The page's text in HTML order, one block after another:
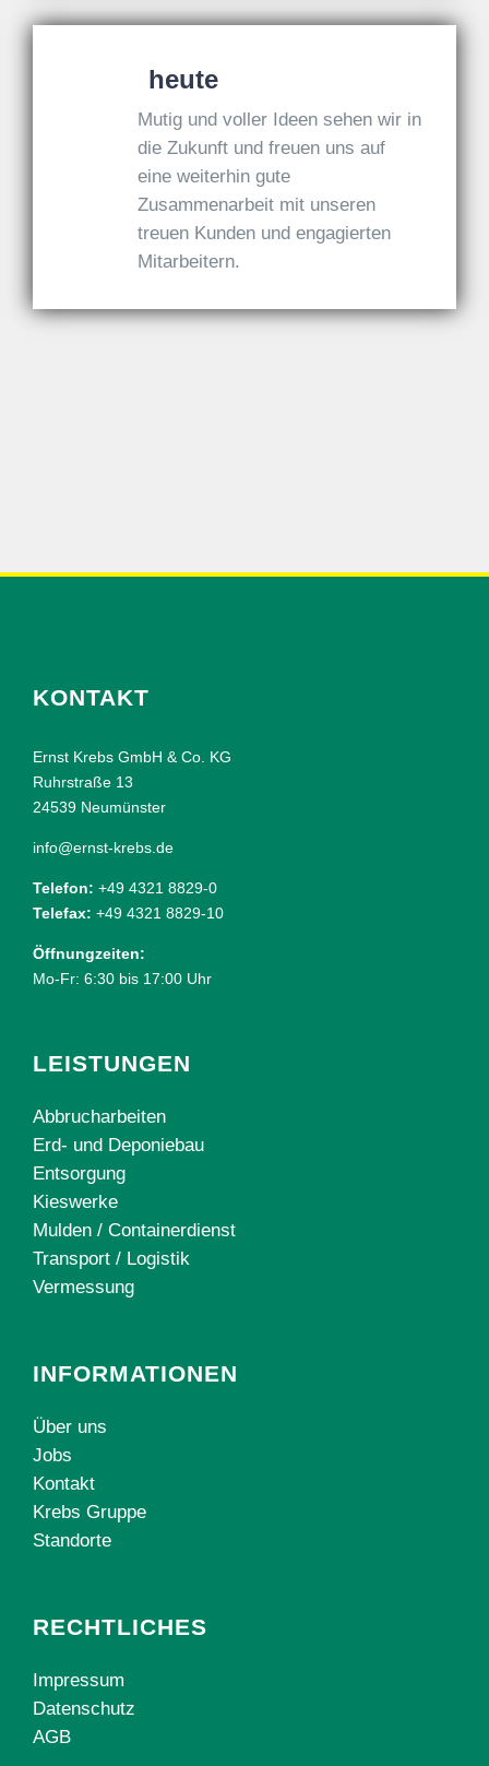
heute
Mutig und voller Ideen sehen wir in
die Zukunft und freuen uns auf
eine weiterhin gute
Zusammenarbeit mit unseren
treuen Kunden und engagierten
Mitarbeitern.
KONTAKT
Ernst Krebs GmbH & Co. KG
Ruhrstraße 13
24539 Neumünster
info@ernst-krebs.de
Telefon: +49 4321 8829-0
Telefax: +49 4321 8829-10
Öffnungzeiten:
Mo-Fr: 6:30 bis 17:00 Uhr
LEISTUNGEN
Abbrucharbeiten
Erd- und Deponiebau
Entsorgung
Kieswerke
Mulden / Containerdienst
Transport / Logistik
Vermessung
INFORMATIONEN
Über uns
Jobs
Kontakt
Krebs Gruppe
Standorte
RECHTLICHES
Impressum
Datenschutz
AGB